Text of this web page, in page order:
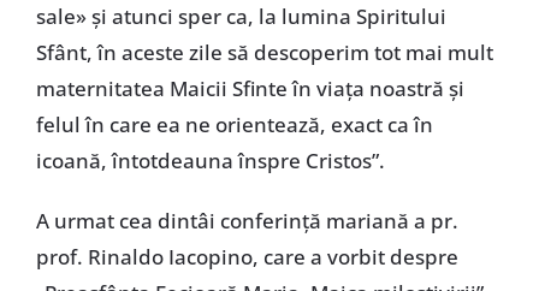
sale» și atunci sper ca, la lumina Spiritului
Sfânt, în aceste zile să descoperim tot mai mult
maternitatea Maicii Sfinte în viața noastră și
felul în care ea ne orientează, exact ca în
icoană, întotdeauna înspre Cristos”.
A urmat cea dintâi conferință mariană a pr.
prof. Rinaldo Iacopino, care a vorbit despre